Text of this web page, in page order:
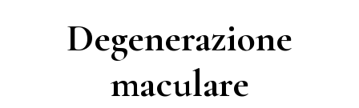
Degenerazione
maculare